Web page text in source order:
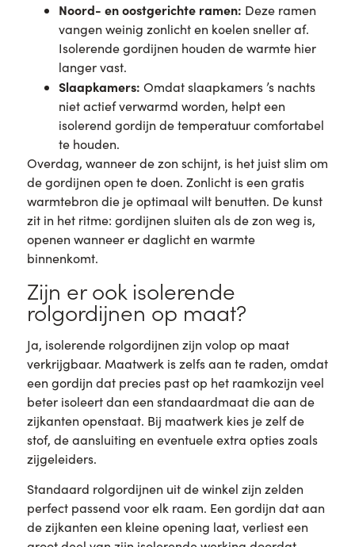
Noord- en oostgerichte ramen: Deze ramen
vangen weinig zonlicht en koelen sneller af.
Isolerende gordijnen houden de warmte hier
langer vast.
Slaapkamers: Omdat slaapkamers ’s nachts
niet actief verwarmd worden, helpt een
isolerend gordijn de temperatuur comfortabel
te houden.
Overdag, wanneer de zon schijnt, is het juist slim om
de gordijnen open te doen. Zonlicht is een gratis
warmtebron die je optimaal wilt benutten. De kunst
zit in het ritme: gordijnen sluiten als de zon weg is,
openen wanneer er daglicht en warmte
binnenkomt.
Zijn er ook isolerende
rolgordijnen op maat?
Ja, isolerende rolgordijnen zijn volop op maat
verkrijgbaar. Maatwerk is zelfs aan te raden, omdat
een gordijn dat precies past op het raamkozijn veel
beter isoleert dan een standaardmaat die aan de
zijkanten openstaat. Bij maatwerk kies je zelf de
stof, de aansluiting en eventuele extra opties zoals
zijgeleiders.
Standaard rolgordijnen uit de winkel zijn zelden
perfect passend voor elk raam. Een gordijn dat aan
de zijkanten een kleine opening laat, verliest een